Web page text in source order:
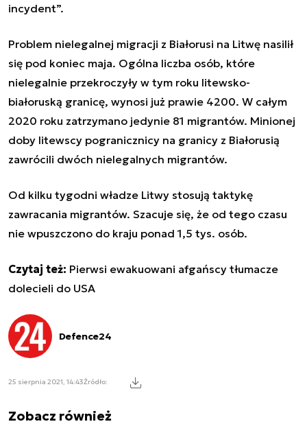
incydent”.
Problem nielegalnej migracji z Białorusi na Litwę nasilił
się pod koniec maja. Ogólna liczba osób, które
nielegalnie przekroczyły w tym roku litewsko-
białoruską granicę, wynosi już prawie 4200. W całym
2020 roku zatrzymano jedynie 81 migrantów. Minionej
doby litewscy pogranicznicy na granicy z Białorusią
zawrócili dwóch nielegalnych migrantów.
Od kilku tygodni władze Litwy stosują taktykę
zawracania migrantów. Szacuje się, że od tego czasu
nie wpuszczono do kraju ponad 1,5 tys. osób.
Czytaj też: Pierwsi ewakuowani afgańscy tłumacze
dolecieli do USA
Defence24
25 sierpnia 2021, 14:43Źródło:
Zobacz również